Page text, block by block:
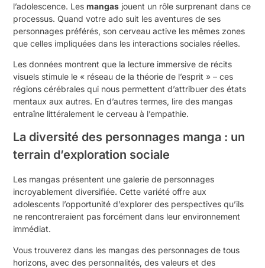
l’adolescence. Lesmangas jouent un rôle surprenant dans ce
processus. Quand votre ado suit les aventures de ses
personnages préférés, son cerveau active les mêmes zones
que celles impliquées dans les interactions sociales réelles.
Les données montrent que la lecture immersive de récits
visuels stimule le « réseau de la théorie de l’esprit » – ces
régions cérébrales qui nous permettent d’attribuer des états
mentaux aux autres. En d’autres termes, lire des mangas
entraîne littéralement le cerveau à l’empathie.
La diversité des personnages manga : un
terrain d’exploration sociale
Les mangas présentent une galerie de personnages
incroyablement diversifiée. Cette variété offre aux
adolescents l’opportunité d’explorer des perspectives qu’ils
ne rencontreraient pas forcément dans leur environnement
immédiat.
Vous trouverez dans les mangas des personnages de tous
horizons, avec des personnalités, des valeurs et des